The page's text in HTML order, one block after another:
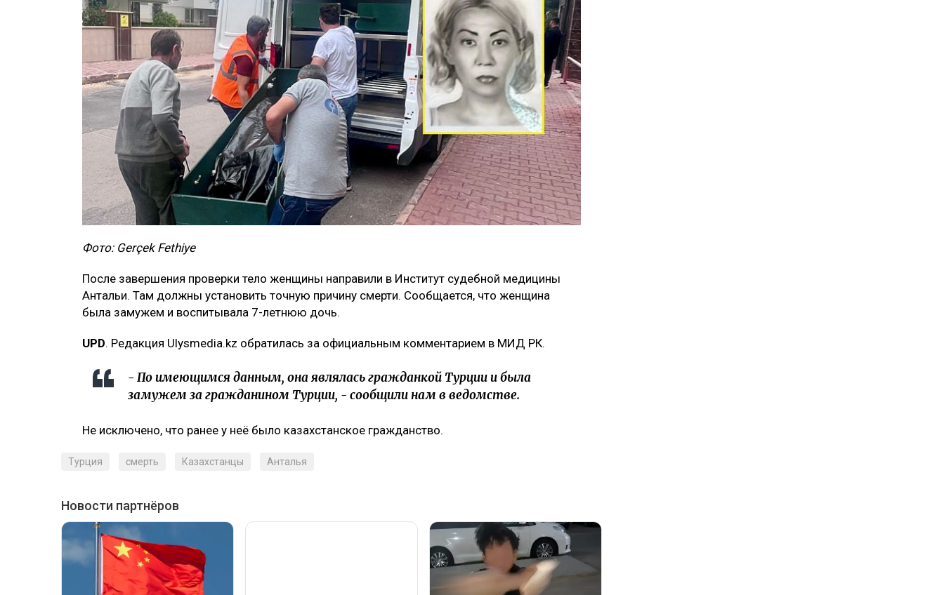
Фото: Gerçek Fethiye
После завершения проверки тело женщины направили в Институт судебной медицины
Антальи. Там должны установить точную причину смерти. Сообщается, что женщина
была замужем и воспитывала 7-летнюю дочь.
UPD. Редакция Ulysmedia.kz обратилась за официальным комментарием в МИД РК.
- По имеющимся данным, она являлась гражданкой Турции и была
замужем за гражданином Турции, - сообщили нам в ведомстве.
Не исключено, что ранее у неё было казахстанское гражданство.
Турция смерть Казахстанцы Анталья